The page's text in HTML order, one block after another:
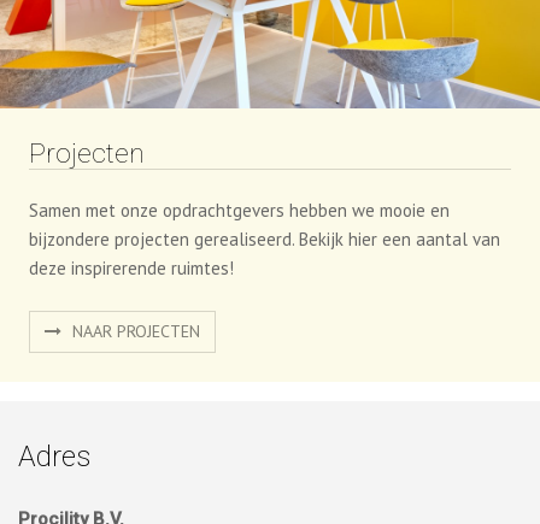
Samen met onze opdrachtgevers hebben we mooie en
bijzondere projecten gerealiseerd. Bekijk hier een aantal van
deze inspirerende ruimtes!
NAAR PROJECTEN
Adres
Procility B.V.
0294-256100